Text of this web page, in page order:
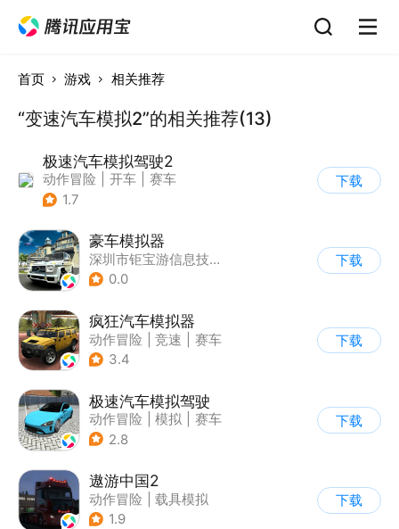
首页 游戏 相关推荐
“变速汽车模拟2”的相关推荐(13)
极速汽车模拟驾驶2
动作冒险 开车
赛车
| 漂移
1.7
下载
豪车模拟器
深圳市钜宝游信息技术有限公司
0.0
下载
疯狂汽车模拟器
动作冒险 竞速
赛车
| 开放世界
3.4
下载
极速汽车模拟驾驶
动作冒险 模拟
赛车
| 漂移
2.8
下载
遨游中国2
动作冒险
载具模拟
| 汽车
1.9
下载